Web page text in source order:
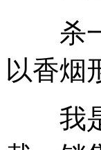
杀一
以香烟
我是